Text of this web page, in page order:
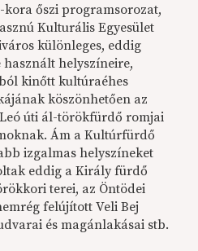
őszi programsorozat,
Kulturális Egyesület
különleges, eddig
használt helyszíneire,
kinőtt kultúraéhes
köszönhetően az
úti ál-törökfürdő romjai
Ám a Kultúrfürdő
izgalmas helyszíneket
eddig a Király fürdő
terei, az Öntödei
felújított Veli Bej
és magánlakásai stb.